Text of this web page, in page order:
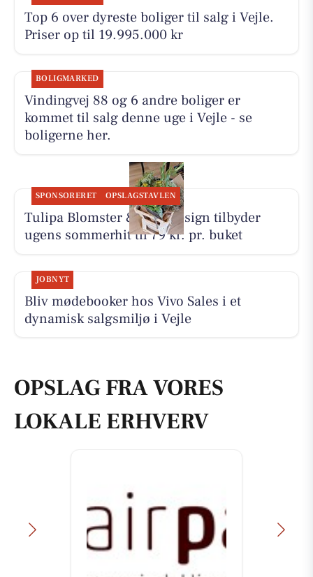
Top 6 over dyreste boliger til salg i Vejle.
Priser op til 19.995.000 kr
BOLIGMARKED
Vindingvej 88 og 6 andre boliger er
kommet til salg denne uge i Vejle - se
boligerne her.
SPONSORERET OPSLAGSTAVLEN
Tulipa Blomster & Havedesign tilbyder
ugens sommerhit til 79 kr. pr. buket
JOBNYT
Bliv mødebooker hos Vivo Sales i et
dynamisk salgsmiljø i Vejle
OPSLAG FRA VORES
LOKALE ERHVERV